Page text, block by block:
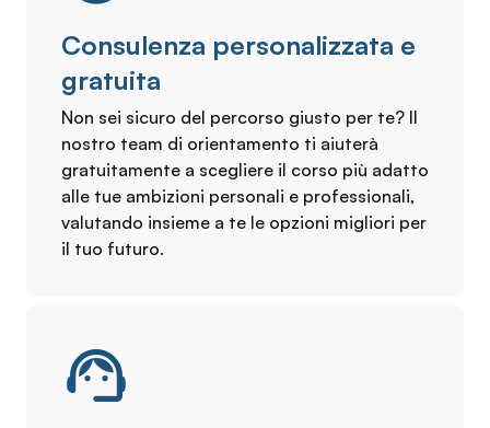
Consulenza personalizzata e
gratuita
Non sei sicuro del percorso giusto per te? Il
nostro team di orientamento ti aiuterà
gratuitamente a scegliere il corso più adatto
alle tue ambizioni personali e professionali,
valutando insieme a te le opzioni migliori per
il tuo futuro.